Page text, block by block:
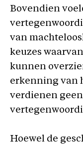
Bovendien
van
keuzes
kunnen
erkenning van
verdienen
Hoewel de